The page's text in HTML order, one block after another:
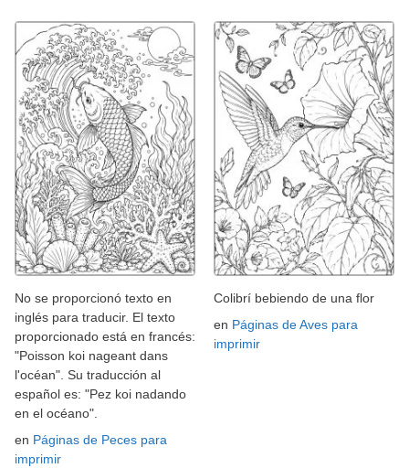
No se proporcionó texto en
inglés para traducir. El texto
proporcionado está en francés:
"Poisson koi nageant dans
l'océan". Su traducción al
español es: "Pez koi nadando
en el océano".
en Páginas de Peces para
imprimir
Colibrí bebiendo de una flor
en Páginas de Aves para
imprimir